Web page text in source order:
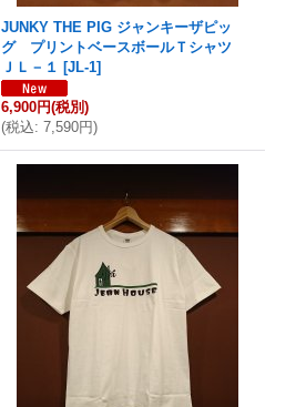
JUNKY THE PIG ジャンキーザピッ
グ プリントベースボールＴシャツ
ＪＬ－１ [JL-1]
6,900円(税別)
(税込: 7,590円)